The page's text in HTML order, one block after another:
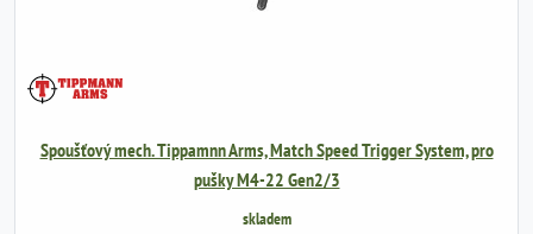
Spoušťový mech. Tippamnn Arms, Match Speed Trigger System, pro
pušky M4-22 Gen2/3
skladem